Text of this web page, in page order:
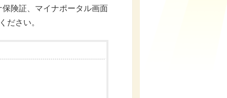
険証、マイナポータル画面
ださい。